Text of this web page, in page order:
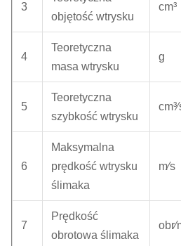
3
objętość wtrysku
cm³
4
Teoretyczna
masa wtrysku
g
5
Teoretyczna
szybkość wtrysku
6
Maksymalna
prędkość wtrysku
ślimaka
m∕s
7
Prędkość
obrotowa ślimaka